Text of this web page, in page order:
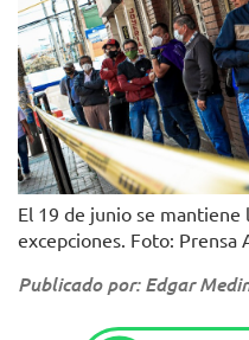
El 19 de junio se mantiene
excepciones. Foto: Prensa
Publicado por: Edgar